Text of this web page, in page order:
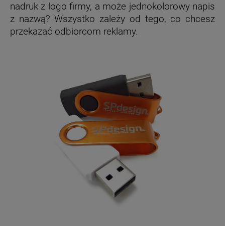
nadruk z logo firmy, a może jednokolorowy napis
z nazwą? Wszystko zależy od tego, co chcesz
przekazać odbiorcom reklamy.